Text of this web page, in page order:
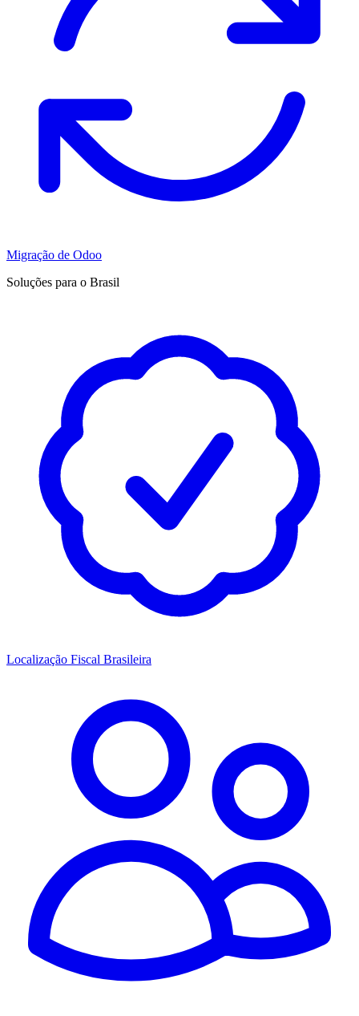
Migração de Odoo
Soluções para o Brasil
Localização Fiscal Brasileira